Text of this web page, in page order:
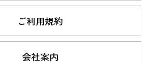
ご利用規約
会社案内